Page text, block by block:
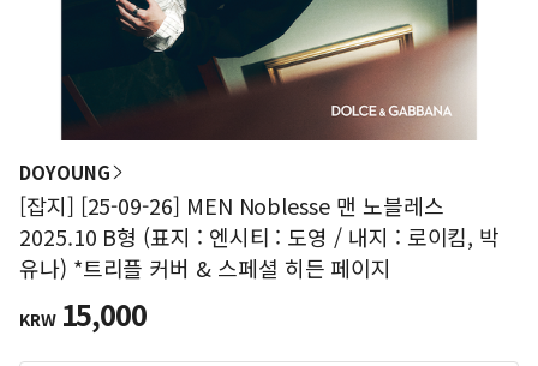
DOYOUNG
[잡지] [25-09-26] MEN Noblesse 맨 노블레스
2025.10 B형 (표지 : 엔시티 : 도영 / 내지 : 로이킴, 박
유나) *트리플 커버 & 스페셜 히든 페이지
KRW 15,000